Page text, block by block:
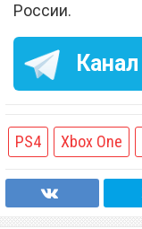
России.
Канал
PS4 Xbox One